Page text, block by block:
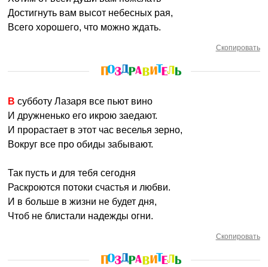
Достигнуть вам высот небесных рая,
Всего хорошего, что можно ждать.
Скопировать
В субботу Лазаря все пьют вино
И дружненько его икрою заедают.
И прорастает в этот час веселья зерно,
Вокруг все про обиды забывают.
Так пусть и для тебя сегодня
Раскроются потоки счастья и любви.
И в больше в жизни не будет дня,
Чтоб не блистали надежды огни.
Скопировать